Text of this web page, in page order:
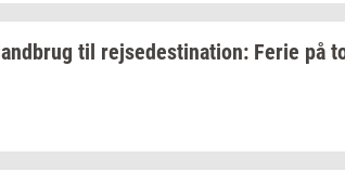
til rej­se­desti­na­tion: Ferie på